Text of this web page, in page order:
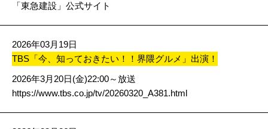
「東急建設」公式サイト
2026年03月19日
TBS「今、知っておきたい！！界隈グルメ」出演！
2026年3月20日(金)22:00～放送
https://www.tbs.co.jp/tv/20260320_A381.html